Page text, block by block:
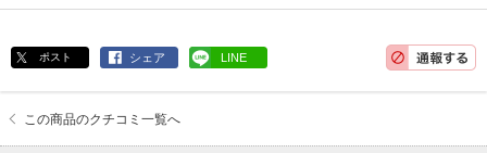
ポスト シェア LINE
この商品のクチコミ一覧へ